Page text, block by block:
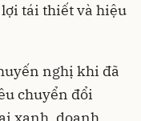
tái thiết và hiệu
nghị khi đã
chuyển đổi